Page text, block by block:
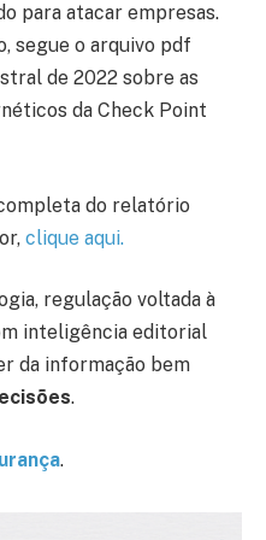
para atacar empresas.
segue o arquivo pdf
de 2022 sobre as
da Check Point
do relatório
clique aqui.
regulação voltada à
inteligência editorial
da informação bem
.
.